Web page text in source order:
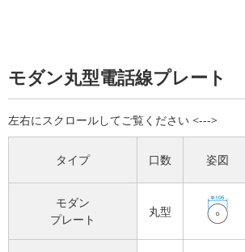
モダン丸型電話線プレート
タイプ 口数 姿図
モダン
プレート
丸型